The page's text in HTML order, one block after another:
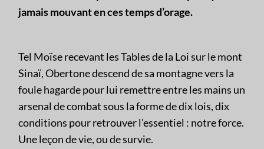
jamais mouvant en ces temps d’orage.
Tel Moïse recevant les Tables de la Loi sur le mont
Sinaï, Obertone descend de sa montagne vers la
foule hagarde pour lui remettre entre les mains un
arsenal de combat sous la forme de dix lois, dix
conditions pour retrouver l’essentiel : notre force.
Une leçon de vie, ou de survie.